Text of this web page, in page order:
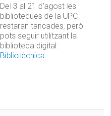
Del 3 al 21 d'agost les
biblioteques de la UPC
restaran tancades, però
pots seguir utilitzant la
biblioteca digital:
Bibliotècnica